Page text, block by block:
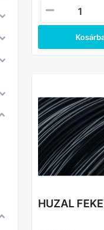
Főbb jellemzők
• Kiszerelés: 25
• Csomagolás:
fóliázott csomag
Előnyök
formálható –
• Gazdaságos
ipari és nagy
munkákhoz
HUZAL